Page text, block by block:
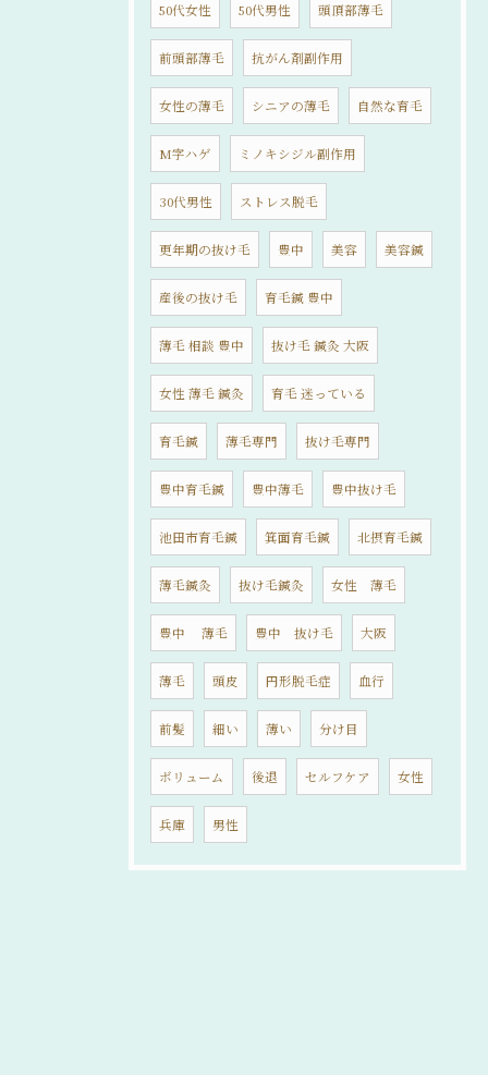
50代女性 50代男性 頭頂部薄毛
前頭部薄毛 抗がん剤副作用
女性の薄毛 シニアの薄毛 自然な育毛
M字ハゲ ミノキシジル副作用
30代男性 ストレス脱毛
更年期の抜け毛 豊中 美容 美容鍼
産後の抜け毛 育毛鍼 豊中
薄毛 相談 豊中 抜け毛 鍼灸 大阪
女性 薄毛 鍼灸 育毛 迷っている
育毛鍼 薄毛専門 抜け毛専門
豊中育毛鍼 豊中薄毛 豊中抜け毛
池田市育毛鍼 箕面育毛鍼 北摂育毛鍼
薄毛鍼灸 抜け毛鍼灸 女性 薄毛
豊中 薄毛 豊中 抜け毛 大阪
薄毛 頭皮 円形脱毛症 血行
前髪 細い 薄い 分け目
ボリューム 後退 セルフケア 女性
兵庫 男性